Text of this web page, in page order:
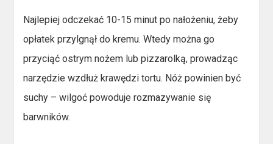
Najlepiej odczekać 10-15 minut po nałożeniu, żeby
opłatek przylgnął do kremu. Wtedy można go
przyciąć ostrym nożem lub pizzarolką, prowadząc
narzędzie wzdłuż krawędzi tortu. Nóż powinien być
suchy – wilgoć powoduje rozmazywanie się
barwników.